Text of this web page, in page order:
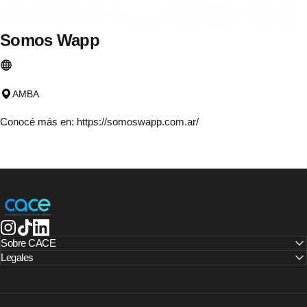
Somos Wapp
AMBA
Conocé más en: https://somoswapp.com.ar/
CACE | Cámara Argentina de Comercio Electrónico
Instagram
TikTokLinkedIn
Sobre CACE
Legales